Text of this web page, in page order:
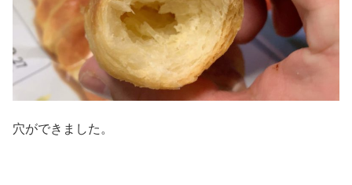
穴ができました。